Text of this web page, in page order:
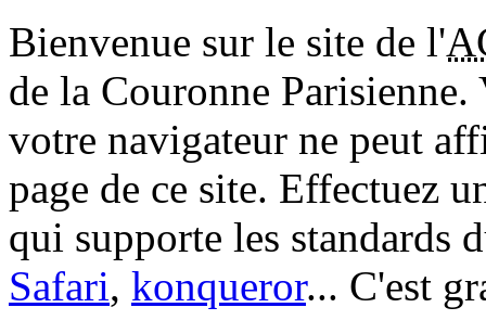
Bienvenue sur le site de l'
de la Couronne Parisienne.
votre navigateur ne peut
page de ce site. Effectuez
qui supporte les standards
Safari, konqueror... C'est